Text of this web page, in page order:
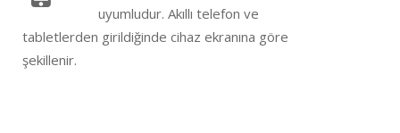
uyumludur. Akıllı telefon ve
tabletlerden girildiğinde cihaz ekranına göre
şekillenir.